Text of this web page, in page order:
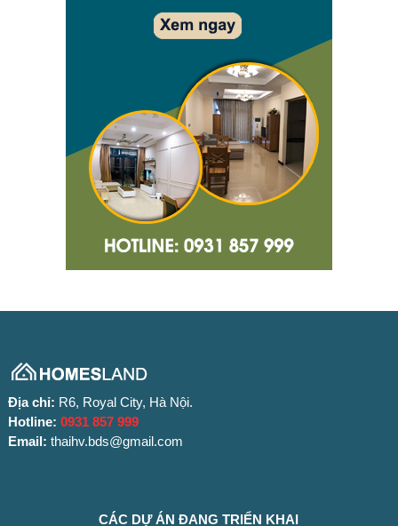
Địa chỉ: R6, Royal City, Hà Nội.
Hotline: 0931 857 999
Email: thaihv.bds@gmail.com
CÁC DỰ ÁN ĐANG TRIỂN KHAI